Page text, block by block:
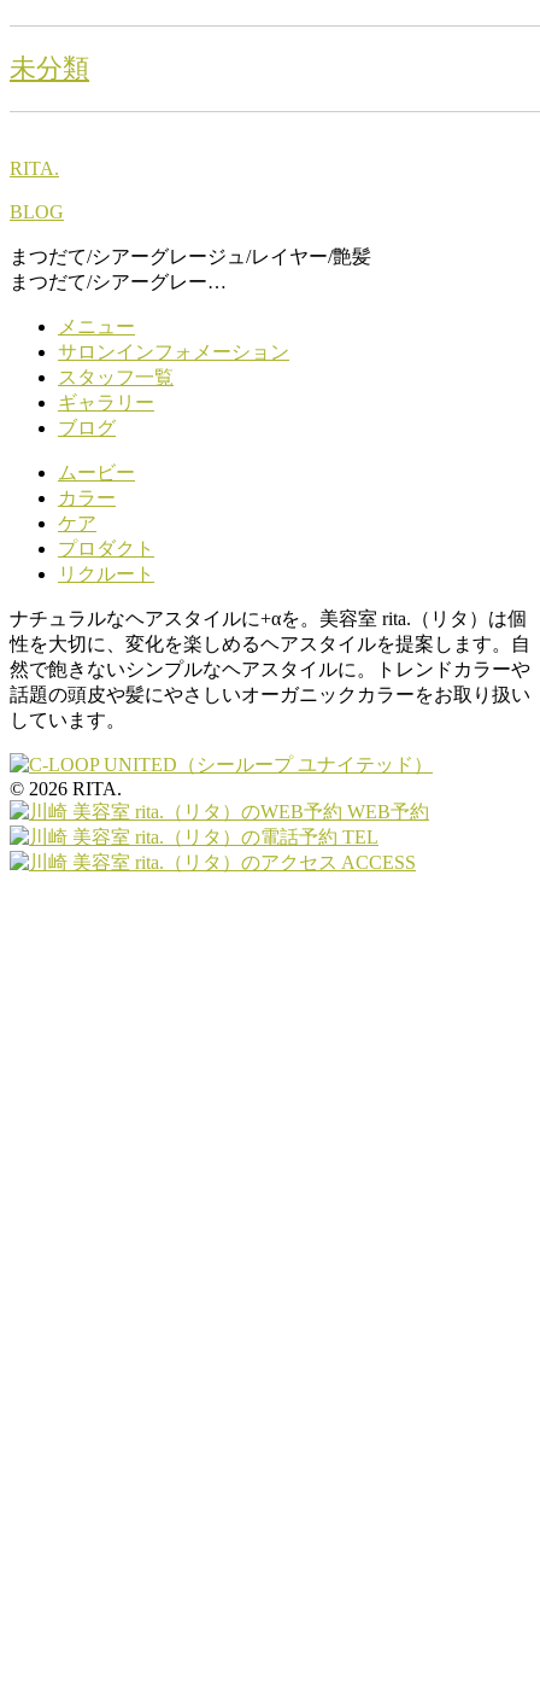
未分類
RITA.
BLOG
まつだて/シアーグレージュ/レイヤー/艶髪
まつだて/シアーグレー…
メニュー
サロンインフォメーション
スタッフ一覧
ギャラリー
ブログ
ムービー
カラー
ケア
プロダクト
リクルート
ナチュラルなヘアスタイルに+αを。美容室 rita.（リタ）は個
性を大切に、変化を楽しめるヘアスタイルを提案します。自
然で飽きないシンプルなヘアスタイルに。トレンドカラーや
話題の頭皮や髪にやさしいオーガニックカラーをお取り扱い
しています。
© 2026 RITA.
WEB予約
TEL
ACCESS